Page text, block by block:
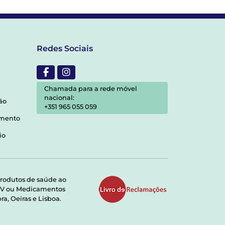
Redes Sociais
Chamada para a rede móvel
nacional:
+351 965 055 059
de saúde ao
ou Medicamentos
Oeiras e Lisboa.